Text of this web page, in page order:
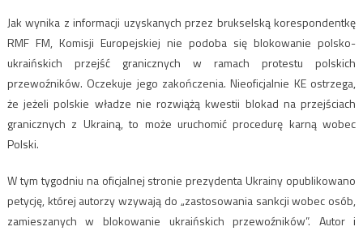
Jak wynika z informacji uzyskanych przez brukselską korespondentkę
RMF FM, Komisji Europejskiej nie podoba się blokowanie polsko-
ukraińskich przejść granicznych w ramach protestu polskich
przewoźników. Oczekuje jego zakończenia. Nieoficjalnie KE ostrzega,
że jeżeli polskie władze nie rozwiążą kwestii blokad na przejściach
granicznych z Ukrainą, to może uruchomić procedurę karną wobec
Polski.
W tym tygodniu na oficjalnej stronie prezydenta Ukrainy opublikowano
petycję, której autorzy wzywają do „zastosowania sankcji wobec osób,
zamieszanych w blokowanie ukraińskich przewoźników”. Autor i